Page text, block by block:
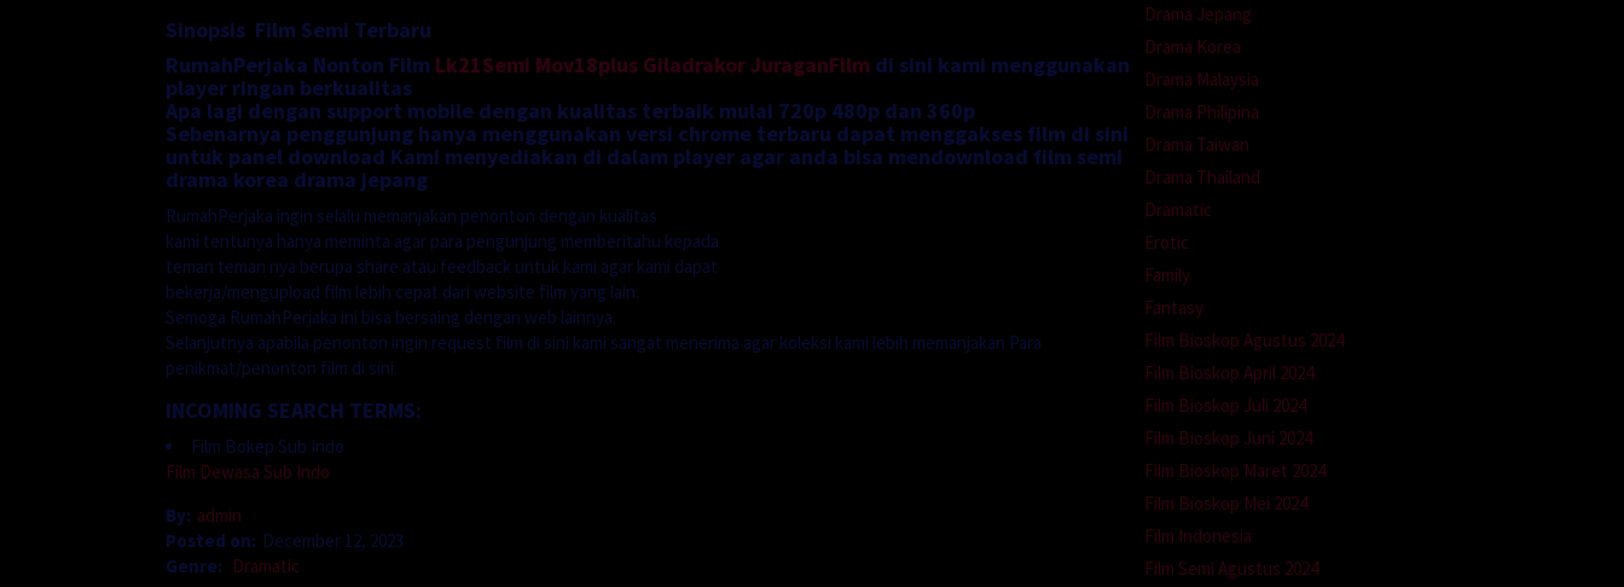
Sinopsis Film Semi Terbaru
RumahPerjaka Nonton Film Lk21Semi Mov18plus Giladrakor JuraganFilm di sini kami menggunakan
player ringan berkualitas
Apa lagi dengan support mobile dengan kualitas terbaik mulai 720p 480p dan 360p
Sebenarnya penggunjung hanya menggunakan versi chrome terbaru dapat menggakses film di sini
untuk panel download Kami menyediakan di dalam player agar anda bisa mendownload film semi
drama korea drama jepang
RumahPerjaka ingin selalu memanjakan penonton dengan kualitas
kami tentunya hanya meminta agar para pengunjung memberitahu kepada
teman teman nya berupa share atau feedback untuk kami agar kami dapat
bekerja/mengupload film lebih cepat dari website film yang lain.
Semoga RumahPerjaka ini bisa bersaing dengan web lainnya.
Selanjutnya apabila penonton ingin request film di sini kami sangat menerima agar koleksi kami lebih memanjakan Para
penikmat/penonton film di sini.
INCOMING SEARCH TERMS:
Film Bokep Sub Indo
Film Dewasa Sub Indo
By: admin
Posted on: December 12, 2023
Genre: Dramatic
Drama Jepang
Drama Korea
Drama Malaysia
Drama Philipina
Drama Taiwan
Drama Thailand
Dramatic
Erotic
Family
Fantasy
Film Bioskop Agustus 2024
Film Bioskop April 2024
Film Bioskop Juli 2024
Film Bioskop Juni 2024
Film Bioskop Maret 2024
Film Bioskop Mei 2024
Film Indonesia
Film Semi Agustus 2024